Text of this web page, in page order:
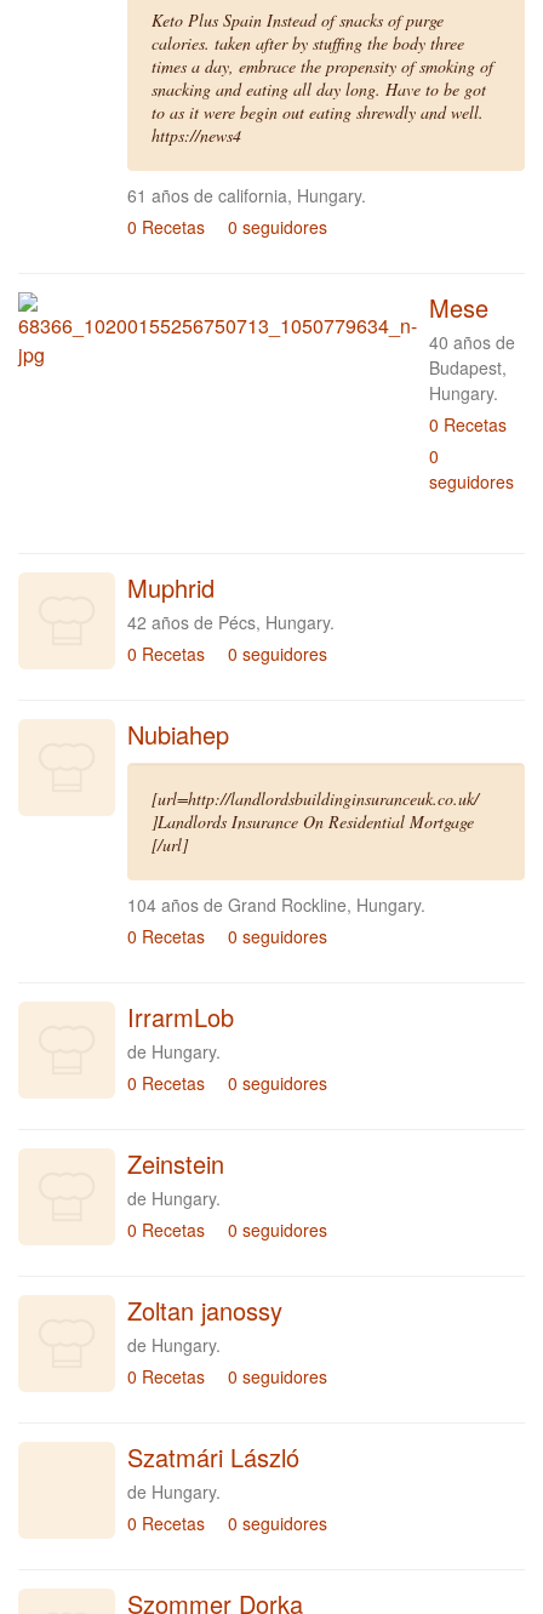
Keto Plus Spain Instead of snacks of purge
calories. taken after by stuffing the body three
times a day, embrace the propensity of smoking of
snacking and eating all day long. Have to be got
to as it were begin out eating shrewdly and well.
https://news4
61 años de california, Hungary.
0 Recetas
0 seguidores
Mese
40 años de
Budapest,
Hungary.
0 Recetas
0
seguidores
Muphrid
42 años de Pécs, Hungary.
0 Recetas
0 seguidores
Nubiahep
[url=http://landlordsbuildinginsuranceuk.co.uk/
]Landlords Insurance On Residential Mortgage
[/url]
104 años de Grand Rockline, Hungary.
0 Recetas
0 seguidores
IrrarmLob
de Hungary.
0 Recetas
0 seguidores
Zeinstein
de Hungary.
0 Recetas
0 seguidores
Zoltan janossy
de Hungary.
0 Recetas
0 seguidores
Szatmári László
de Hungary.
0 Recetas
0 seguidores
Szommer Dorka